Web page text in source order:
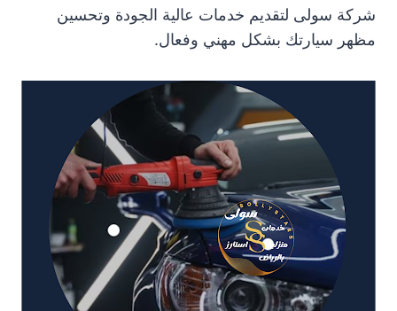
شركة سولى لتقديم خدمات عالية الجودة وتحسين
مظهر سيارتك بشكل مهني وفعال.